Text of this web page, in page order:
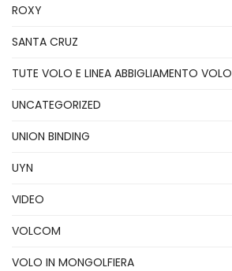
ROXY
SANTA CRUZ
TUTE VOLO E LINEA ABBIGLIAMENTO VOLO
UNCATEGORIZED
UNION BINDING
UYN
VIDEO
VOLCOM
VOLO IN MONGOLFIERA